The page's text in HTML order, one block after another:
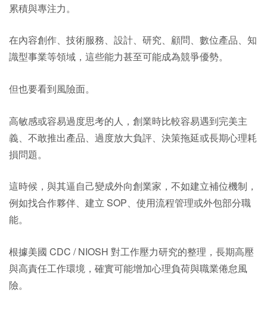
累積與專注力。
在內容創作、技術服務、設計、研究、顧問、數位產品、知
識型事業等領域，這些能力甚至可能成為競爭優勢。
但也要看到風險面。
高敏感或容易過度思考的人，創業時比較容易遇到完美主
義、不敢推出產品、過度放大負評、決策拖延或長期心理耗
損問題。
這時候，與其逼自己變成外向創業家，不如建立補位機制，
例如找合作夥伴、建立 SOP、使用流程管理或外包部分職
能。
根據美國 CDC / NIOSH 對工作壓力研究的整理，長期高壓
與高責任工作環境，確實可能增加心理負荷與職業倦怠風
險。